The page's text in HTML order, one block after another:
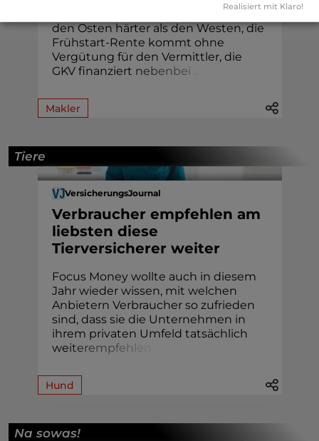
Maklerpools, die Rente mit 63 trifft
den Osten härter als den Westen, die
Frühstart-Rente kommt ohne
Vergütung für den Vermittler, die
GKV finanziert nebenbei
Makler
Tiere
VersicherungsJournal
Verbraucher empfehlen am
liebsten diese
Tierversicherer weiter
Focus Money wollte auch in diesem
Jahr wieder wissen, mit welchen
Anbietern Verbraucher so zufrieden
sind, dass sie die Unternehmen in
ihrem privaten Umfeld tatsächlich
weiterempfeh le
Hund
Na sowas!
Realisiert mit Klaro!